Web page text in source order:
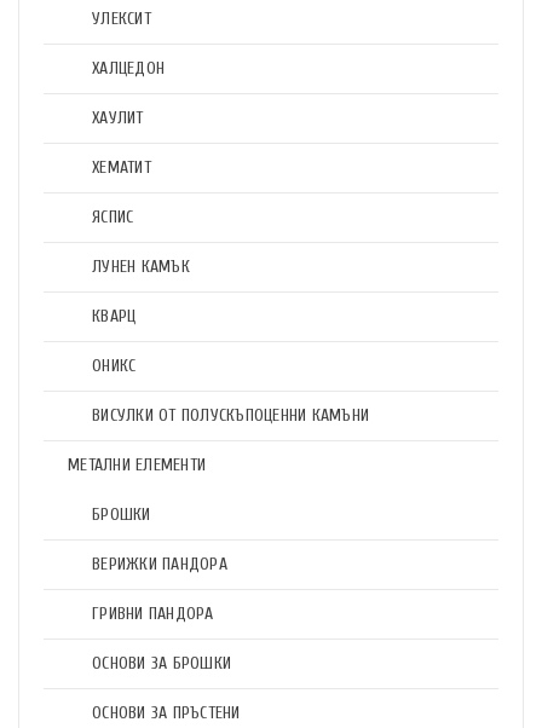
УЛЕКСИТ
ХАЛЦЕДОН
ХАУЛИТ
ХЕМАТИТ
ЯСПИС
ЛУНЕН КАМЪК
КВАРЦ
ОНИКС
ВИСУЛКИ ОТ ПОЛУСКЪПОЦЕННИ КАМЪНИ
МЕТАЛНИ ЕЛЕМЕНТИ
БРОШКИ
ВЕРИЖКИ ПАНДОРА
ГРИВНИ ПАНДОРА
ОСНОВИ ЗА БРОШКИ
ОСНОВИ ЗА ПРЪСТЕНИ